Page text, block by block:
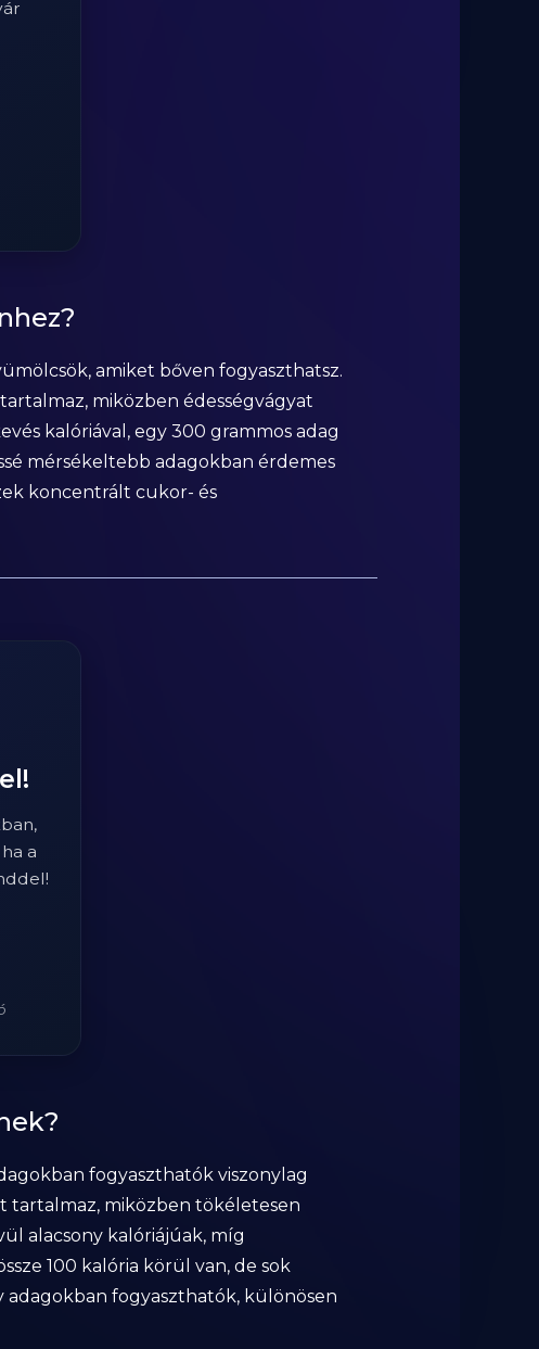
amiket bőven fogyaszthatsz.
miközben édességvágyat
kalóriával, egy 300 grammos adag
mérsékeltebb adagokban érdemes
koncentrált cukor- és
a
fogyaszthatók viszonylag
tartalmaz, miközben tökéletesen
alacsony kalóriájúak, míg
100 kalória körül van, de sok
adagokban fogyaszthatók, különösen